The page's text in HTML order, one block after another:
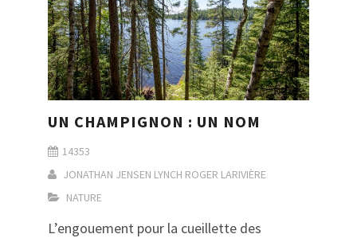
UN CHAMPIGNON : UN NOM
14353
JONATHAN JENSEN LYNCH ROGER LARIVIÈRE
NATURE
L’engouement pour la cueillette des